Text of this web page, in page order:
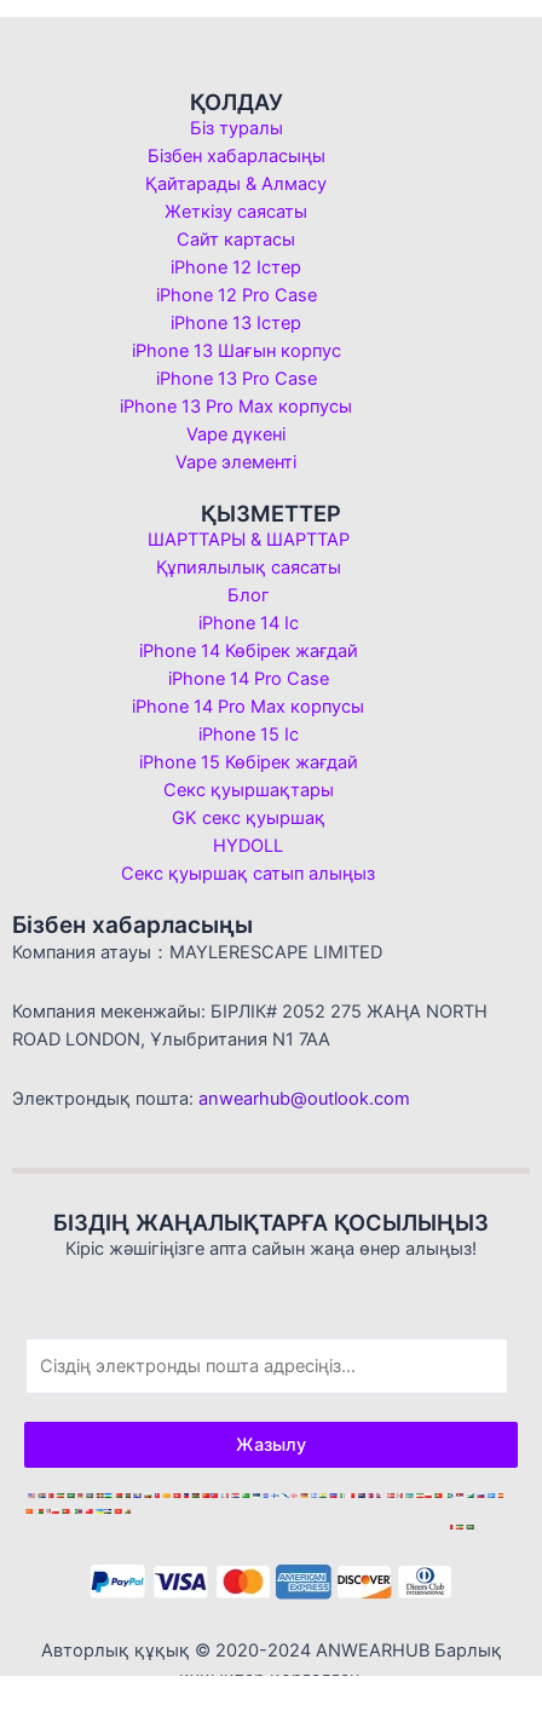
ҚОЛДАУ
Біз туралы
Бізбен хабарласыңы
Қайтарады & Алмасу
Жеткізу саясаты
Сайт картасы
iPhone 12 Істер
iPhone 12 Pro Case
iPhone 13 Істер
iPhone 13 Шағын корпус
iPhone 13 Pro Case
iPhone 13 Pro Max корпусы
Vape дүкені
Vape элементі
ҚЫЗМЕТТЕР
ШАРТТАРЫ & ШАРТТАР
Құпиялылық саясаты
Блог
iPhone 14 Іс
iPhone 14 Көбірек жағдай
iPhone 14 Pro Case
iPhone 14 Pro Max корпусы
iPhone 15 Іс
iPhone 15 Көбірек жағдай
Секс қуыршақтары
GK секс қуыршақ
HYDOLL
Секс қуыршақ сатып алыңыз
Бізбен хабарласыңы
Компания атауы：MAYLERESCAPE LIMITED
Компания мекенжайы: БІРЛІК# 2052 275 ЖАҢА NORTH
ROAD LONDON, Ұлыбритания N1 7AA
Электрондық пошта: anwearhub@outlook.com
БІЗДІҢ ЖАҢАЛЫҚТАРҒА ҚОСЫЛЫҢЫЗ
Кіріс жәшігіңізге апта сайын жаңа өнер алыңыз!
т
р
о
Жазылу
Авторлық құқық © 2020-2024 ANWEARHUB Барлық
құқықтар қорғалған.